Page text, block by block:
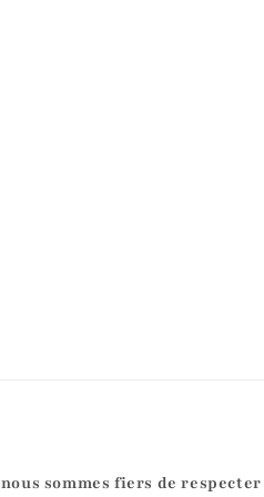
sommes fiers de